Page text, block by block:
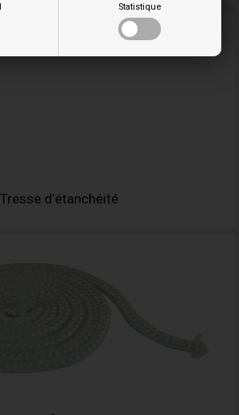
Statistique
Tresse d’étanchéité